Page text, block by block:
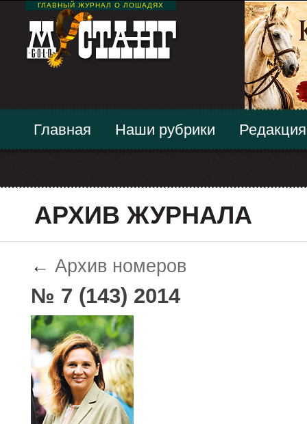
ГЛАВНЫЙ ЖУРНАЛ О ЛОШАДЯХ
Главная Наши рубрики Редакция
АРХИВ ЖУРНАЛА
← Архив номеров
№ 7 (143) 2014